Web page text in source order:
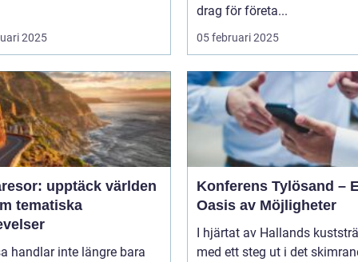
2025
drag för företa...
05 februari 2025
upptäck världen
tematiska
handlar inte längre bara
Konferens Tylösand –
Oasis av Möjligheter
I hjärtat av Hallands
med ett steg ut i det